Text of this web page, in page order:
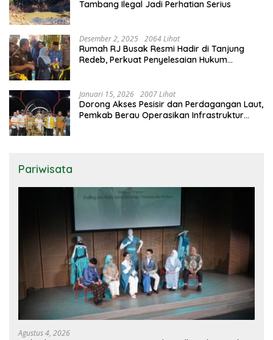
Tambang Ilegal Jadi Perhatian Serius
Desember 2, 2025 2064 Lihat
Rumah RJ Busak Resmi Hadir di Tanjung
Redeb, Perkuat Penyelesaian Hukum
Januari 15, 2026 2007 Lihat
Dorong Akses Pesisir dan Perdagangan Laut,
Pemkab Berau Operasikan Infrastruktur
Pariwisata
Agustus 4, 2026